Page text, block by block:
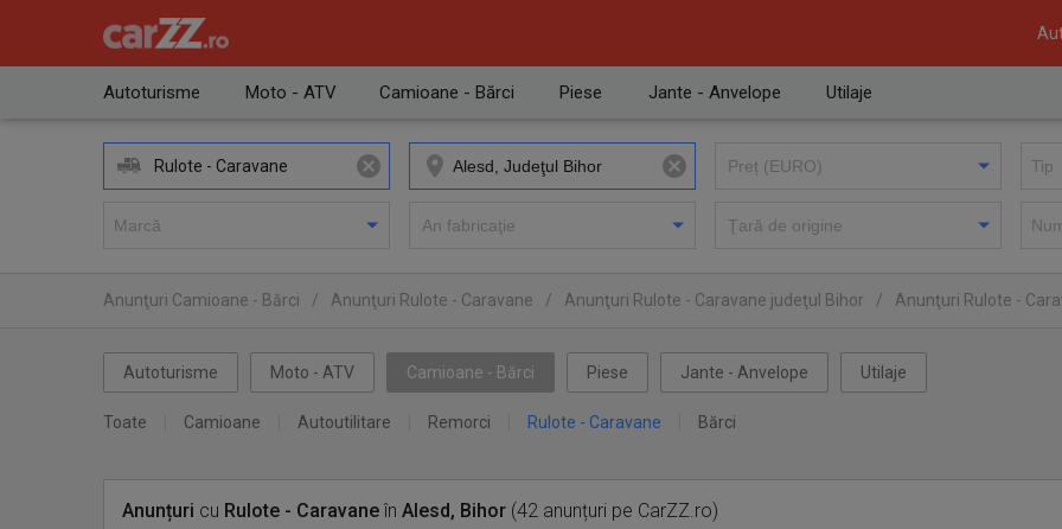
Autoturisme Moto - ATV Camioane - Bărci Piese Jante - Anvelope Utilaje
Rulote - Caravane
Anunţuri Camioane - Bărci / Anunţuri Rulote - Caravane / Anunţuri Rulote - Caravane judeţul Bihor / Anunţuri Rulote -
Autoturisme Moto - ATV Camioane - Bărci Piese Jante - Anvelope Utilaje
Toate Camioane Autoutilitare Remorci Rulote - Caravane Bărci
Anunțuri cu Rulote - Caravaneîn Alesd, Bihor (42 anunțuri pe CarZZ.ro)